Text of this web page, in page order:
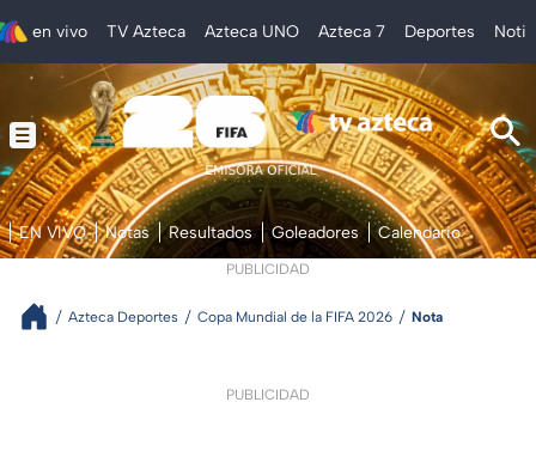
en vivo TV Azteca Azteca UNO Azteca 7 Deportes
EN VIVO Notas Resultados Goleadores Calendario
PUBLICIDAD
Azteca Deportes Copa Mundial de la FIFA 2026 Nota
PUBLICIDAD